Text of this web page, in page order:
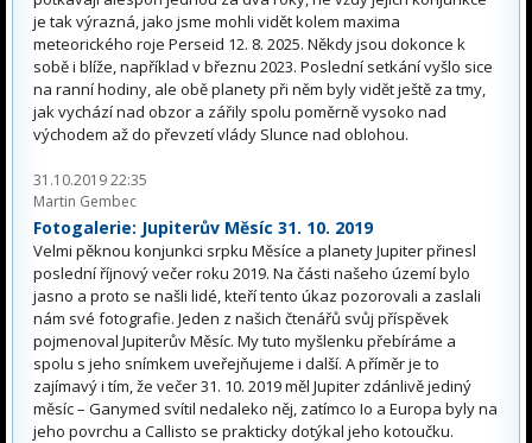
je tak výrazná, jako jsme mohli vidět kolem maxima
meteorického roje Perseid 12. 8. 2025. Někdy jsou dokonce k
sobě i blíže, například v březnu 2023. Poslední setkání vyšlo sice
na ranní hodiny, ale obě planety při něm byly vidět ještě za tmy,
jak vychází nad obzor a zářily spolu poměrně vysoko nad
východem až do převzetí vlády Slunce nad oblohou.
31.10.2019 22:35
Martin Gembec
Fotogalerie: Jupiterův Měsíc 31. 10. 2019
Velmi pěknou konjunkci srpku Měsíce a planety Jupiter přinesl
poslední říjnový večer roku 2019. Na části našeho území bylo
jasno a proto se našli lidé, kteří tento úkaz pozorovali a zaslali
nám své fotografie. Jeden z našich čtenářů svůj příspěvek
pojmenoval Jupiterův Měsíc. My tuto myšlenku přebíráme a
spolu s jeho snímkem uveřejňujeme i další. A příměr je to
zajímavý i tím, že večer 31. 10. 2019 měl Jupiter zdánlivě jediný
měsíc – Ganymed svítil nedaleko něj, zatímco Io a Europa byly na
jeho povrchu a Callisto se prakticky dotýkal jeho kotoučku.